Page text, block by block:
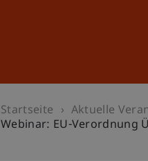
Startseite
Aktuelle
Webinar: EU-Verordnung